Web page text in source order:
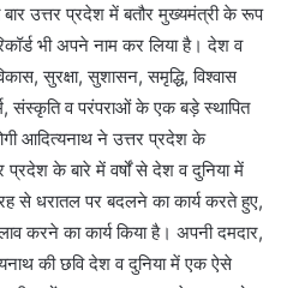
बार उत्तर प्रदेश में बतौर मुख्यमंत्री के रूप
भी अपने नाम कर लिया है। देश व
सुरक्षा, सुशासन, समृद्धि, विश्वास
संस्कृति व परंपराओं के एक बड़े स्थापित
आदित्यनाथ ने उत्तर प्रदेश के
के बारे में वर्षों से देश व दुनिया में
से धरातल पर बदलने का कार्य करते हुए,
करने का कार्य किया है। अपनी दमदार,
की छवि देश व दुनिया में एक ऐसे